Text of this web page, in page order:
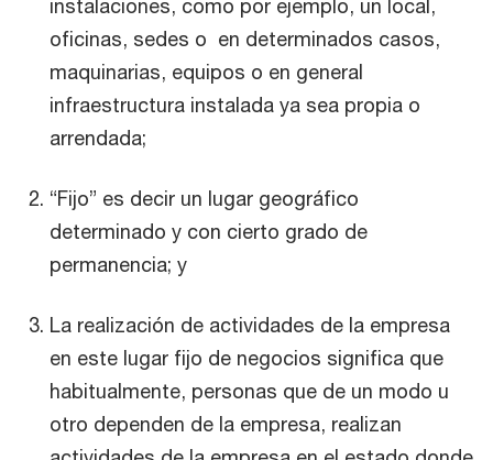
instalaciones, como por ejemplo, un local,
oficinas, sedes o en determinados casos,
maquinarias, equipos o en general
infraestructura instalada ya sea propia o
arrendada;
“Fijo” es decir un lugar geográfico
determinado y con cierto grado de
permanencia; y
La realización de actividades de la empresa
en este lugar fijo de negocios significa que
habitualmente, personas que de un modo u
otro dependen de la empresa, realizan